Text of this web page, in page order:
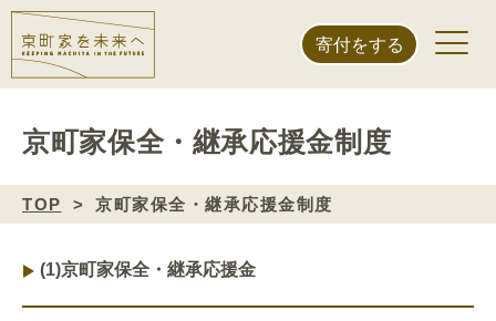
寄付をする
京町家保全・継承応援金制度
TOP 京町家保全・継承応援金制度
(1)京町家保全・継承応援金